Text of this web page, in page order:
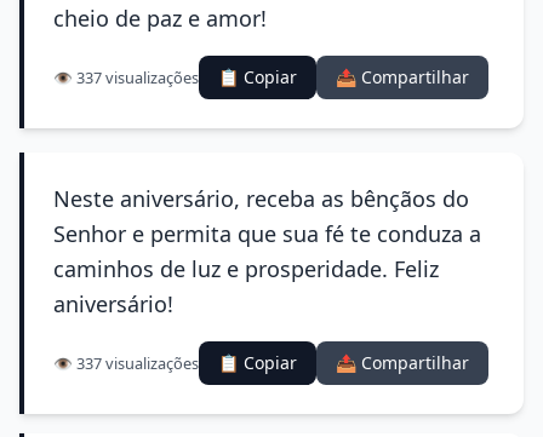
cheio de paz e amor!
👁️ 337 visualizações 📋 Copiar 📤 Compartilhar
Neste aniversário, receba as bênçãos do
Senhor e permita que sua fé te conduza a
caminhos de luz e prosperidade. Feliz
aniversário!
👁️ 337 visualizações 📋 Copiar 📤 Compartilhar